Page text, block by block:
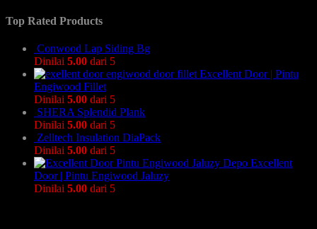
Top Rated Products
Conwood Lap Siding Bg
Dinilai 5.00 dari 5
Excellent Door | Pintu
Engiwood Fillet
Dinilai 5.00 dari 5
SHERA Splendid Plank
Dinilai 5.00 dari 5
Zelltech Insulation DiaPack
Dinilai 5.00 dari 5
Excellent
Door | Pintu Engiwood Jaluzy
Dinilai 5.00 dari 5